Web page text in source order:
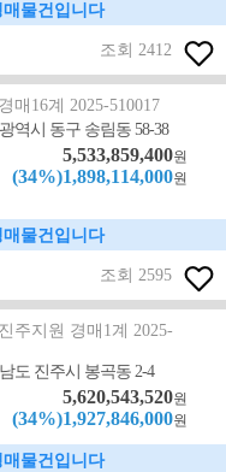
물건입니다
조회 2412
매16계 2025-510017
역시 동구 송림동 58-38
5,533,859,400원
(34%)1,898,114,000원
물건입니다
조회 2595
주지원 경매1계 2025-
도 진주시 봉곡동 2-4
5,620,543,520원
(34%)1,927,846,000원
물건입니다